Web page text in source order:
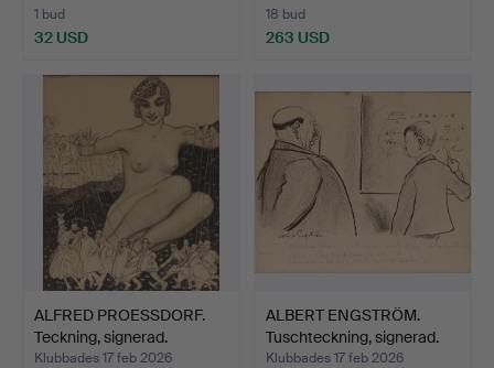
1 bud
32 USD
18 bud
263 USD
ALFRED PROESSDORF.
Teckning, signerad.
Klubbades 17 feb 2026
ALBERT ENGSTRÖM.
Tuschteckning, signerad.
Klubbades 17 feb 2026